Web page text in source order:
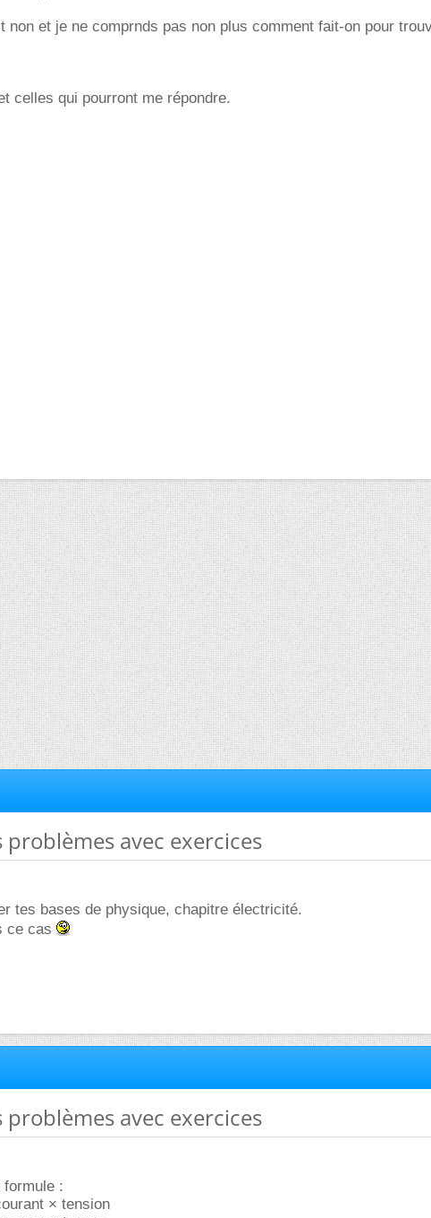
non et je ne comprnds pas non plus comment fait-on pour
celles qui pourront me répondre.
problèmes avec exercices
tes bases de physique, chapitre électricité.
ce cas
problèmes avec exercices
formule :
× tension